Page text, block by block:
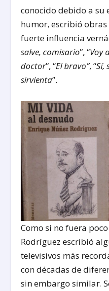
conocido debido a su
humor, escribió
fuerte influencia
salve, comisario”, “Voy
doctor”, “El bravo”, “Sí,
sirvienta”.
Como si no fuera
Rodríguez escribió
televisivos más
con décadas de
sin embargo similar.